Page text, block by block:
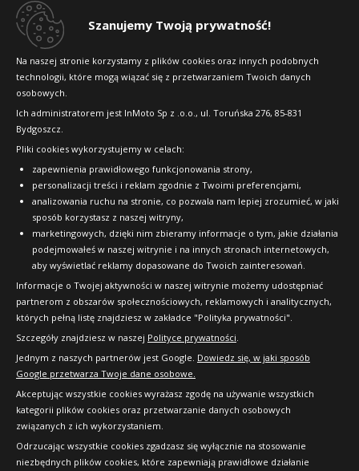
Szanujemy Twoją prywatność!
Na naszej stronie korzystamy z plików cookies oraz innych podobnych
technologii, które mogą wiązać się z przetwarzaniem Twoich danych
osobowych.
Ich administratorem jest InMoto Sp z .o.o., ul. Toruńska 276, 85-831
Bydgoszcz.
Pliki cookies wykorzystujemy w celach:
zapewnienia prawidłowego funkcjonowania strony,
personalizacji treści i reklam zgodnie z Twoimi preferencjami,
analizowania ruchu na stronie, co pozwala nam lepiej zrozumieć, w jaki
sposób korzystasz z naszej witryny,
marketingowych, dzięki nim zbieramy informacje o tym, jakie działania
podejmowałeś w naszej witrynie i na innych stronach internetowych,
aby wyświetlać reklamy dopasowane do Twoich zainteresowań.
Informacje o Twojej aktywności w naszej witrynie możemy udostępniać
partnerom z obszarów społecznościowych, reklamowych i analitycznych,
których pełną listę znajdziesz w zakładce "Polityka prywatności".
Szczegóły znajdziesz w naszej Polityce prywatności.
Jednym z naszych partnerów jest Google. Dowiedz się, w jaki sposób
Google przetwarza Twoje dane osobowe.
Akceptując wszystkie cookies wyrażasz zgodę na używanie wszystkich
kategorii plików cookies oraz przetwarzanie danych osobowych
związanych z ich wykorzystaniem.
Odrzucając wszystkie cookies zgadzasz się wyłącznie na stosowanie
niezbędnych plików cookies, które zapewniają prawidłowe działanie
Dlaczego warto kupić w 24opony.pl
Raty
FAQ
OFICJALNY PARTNER